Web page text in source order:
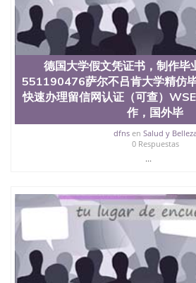
德国大学假文凭证书，制作毕
551190476萨尔不吕肯大学精仿
快速办理留信网认证（可查）
作，国外毕
dfnsen Salud y
0 Respuestas
...